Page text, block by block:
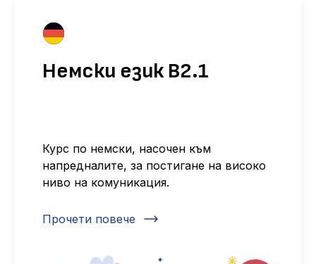
Немски език B2.1
Курс по немски, насочен към
напредналите, за постигане на високо
ниво на комуникация.
Прочети повече